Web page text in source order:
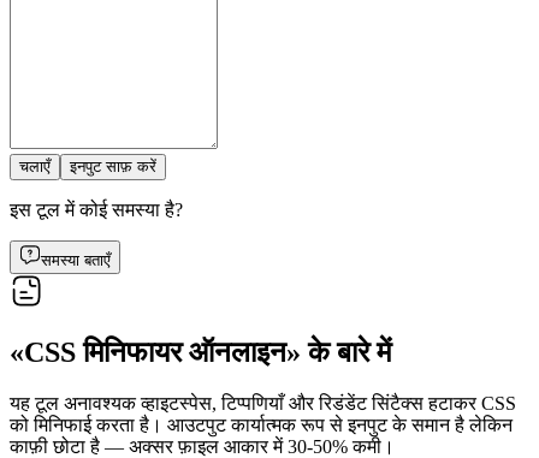
चलाएँ इनपुट साफ़ करें
इस टूल में कोई समस्या है?
समस्या बताएँ
«CSS मिनिफायर ऑनलाइन» के बारे में
यह टूल अनावश्यक व्हाइटस्पेस, टिप्पणियाँ और रिडंडेंट सिंटैक्स हटाकर CSS
को मिनिफाई करता है। आउटपुट कार्यात्मक रूप से इनपुट के समान है लेकिन
काफ़ी छोटा है — अक्सर फ़ाइल आकार में 30-50% कमी।